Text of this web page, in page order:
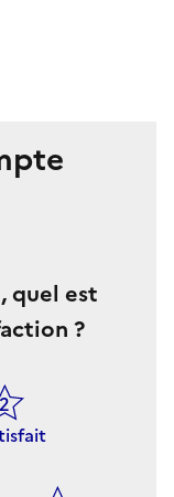
quel est
?